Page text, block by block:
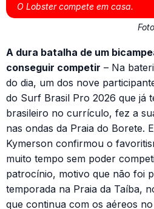
O Lobster compete em casa.
A dura batalha de um
conseguir competir – Na
do dia, um dos nove
do Surf Brasil Pro 2026 que já
brasileiro no currículo, fez a
nas ondas da Praia do Borete.
Kymerson confirmou o
muito tempo sem poder
patrocínio, motivo que não foi
temporada na Praia da Taíba,
que continua com os aéreos